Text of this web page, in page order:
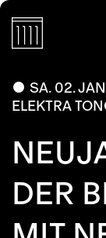
SA. 02.
ELEKTRA
DER